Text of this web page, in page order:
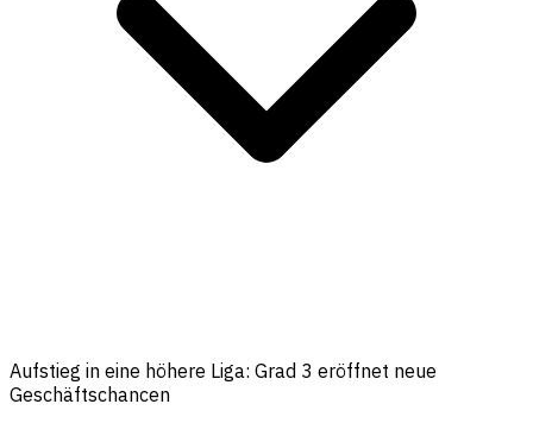
Aufstieg in eine höhere Liga: Grad 3 eröffnet neue
Geschäftschancen